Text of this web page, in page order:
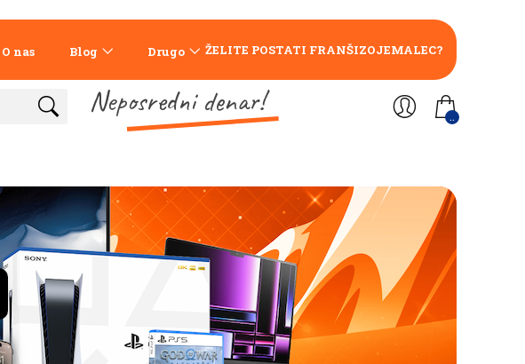
O nas Blog Drugo ŽELITE POSTATI FRANŠIZOJEMALEC?
Neposredni denar! ..